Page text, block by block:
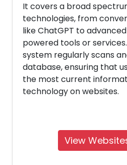
It covers a broad
technologies, from
like ChatGPT to
powered tools or
system regularly scans
database, ensuring that
the most current
technology on websites.
View